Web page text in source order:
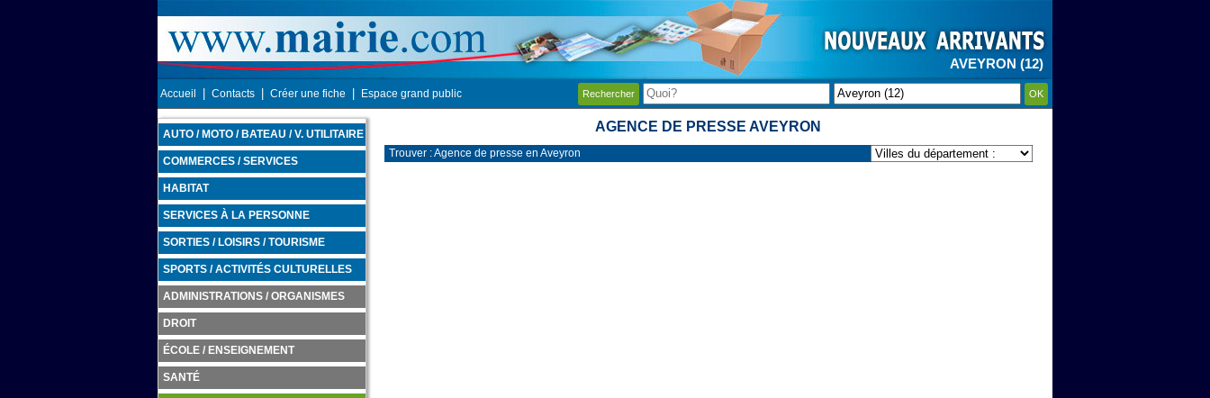
AVEYRON (12)
Accueil Contacts Créer une fiche Espace grand public Rechercher OK
AUTO / MOTO / BATEAU / V. UTILITAIRE
COMMERCES / SERVICES
HABITAT
SERVICES À LA PERSONNE
SORTIES / LOISIRS / TOURISME
SPORTS / ACTIVITÉS CULTURELLES
ADMINISTRATIONS / ORGANISMES
DROIT
ÉCOLE / ENSEIGNEMENT
SANTÉ
AGENCE DE PRESSE AVEYRON
Trouver : Agence de presse en Aveyron